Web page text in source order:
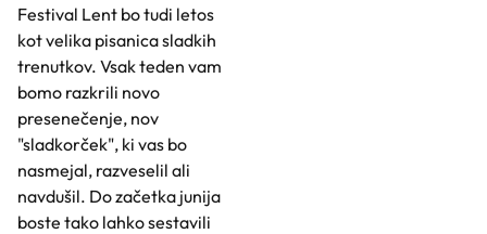
Festival Lent bo tudi letos
kot velika pisanica sladkih
trenutkov. Vsak teden vam
bomo razkrili novo
presenečenje, nov
"sladkorček", ki vas bo
nasmejal, razveselil ali
navdušil. Do začetka junija
boste tako lahko sestavili